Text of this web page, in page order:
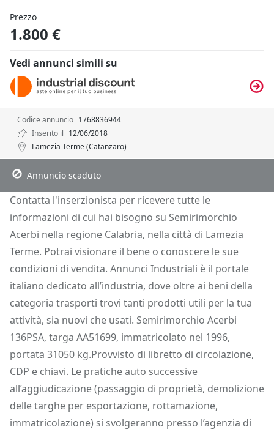
Prezzo
1.800 €
Vedi annunci simili su
Codice annuncio 1768836944
Inserito il 12/06/2018
Lamezia Terme (Catanzaro)
Descrizione
Dettagli Posizione Richiedi Info
Annuncio scaduto
Contatta l'inserzionista per ricevere tutte le
informazioni di cui hai bisogno su Semirimorchio
Acerbi nella regione Calabria, nella città di Lamezia
Terme. Potrai visionare il bene o conoscere le sue
condizioni di vendita. Annunci Industriali è il portale
italiano dedicato all’industria, dove oltre ai beni della
categoria trasporti trovi tanti prodotti utili per la tua
attività, sia nuovi che usati. Semirimorchio Acerbi
136PSA, targa AA51699, immatricolato nel 1996,
portata 31050 kg.Provvisto di libretto di circolazione,
CDP e chiavi. Le pratiche auto successive
all’aggiudicazione (passaggio di proprietà, demolizione
delle targhe per esportazione, rottamazione,
immatricolazione) si svolgeranno presso l’agenzia di